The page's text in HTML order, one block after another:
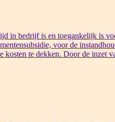
in bedrijf is en toegankelijk is
voor de
kosten te dekken. Door de inzet